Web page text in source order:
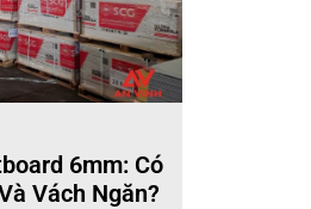
6mm: Có
Vách Ngăn?